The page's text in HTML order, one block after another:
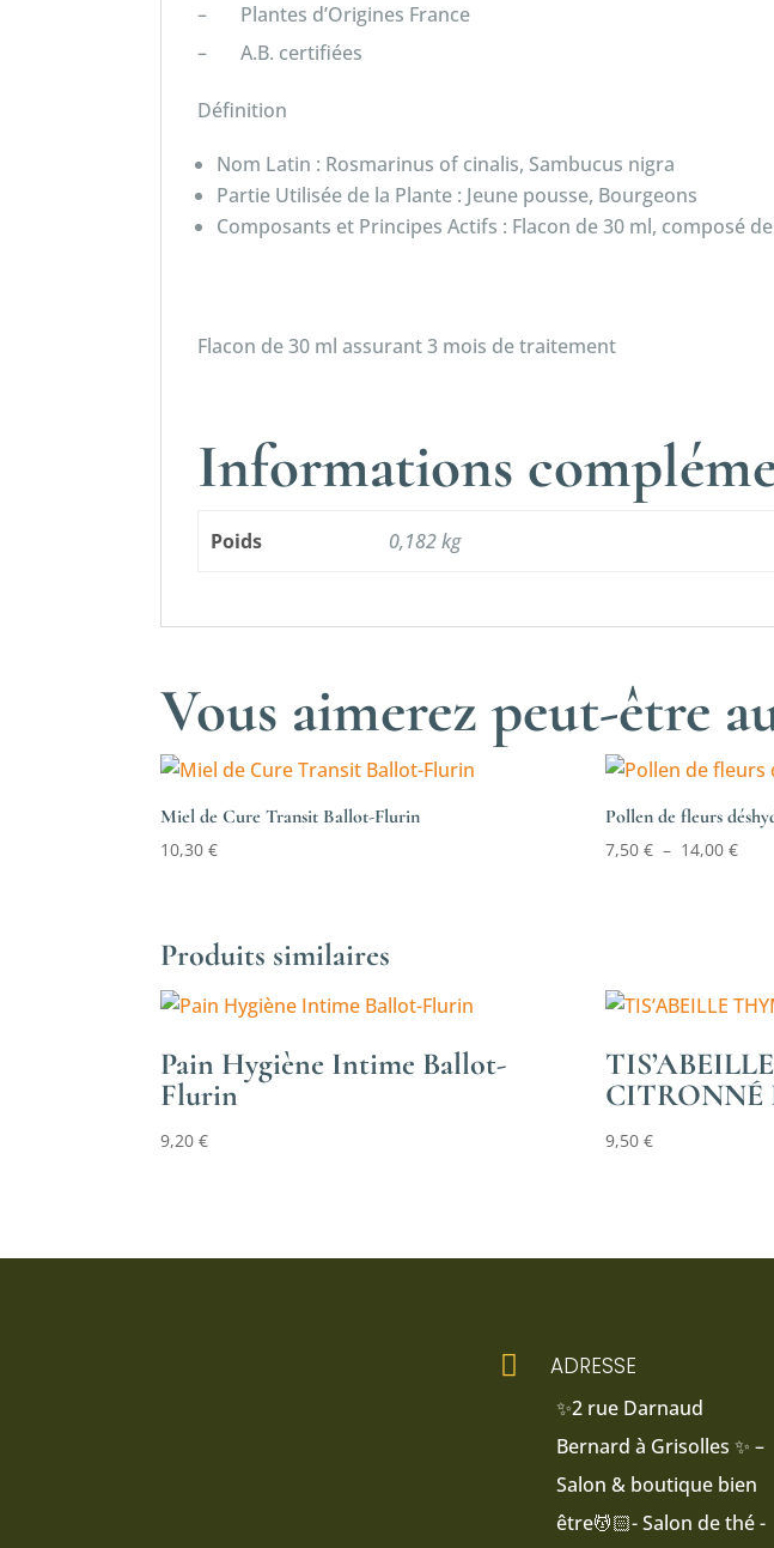
– Plantes d’Origines France
– A.B. certifiées
Définition
Nom Latin : Rosmarinus of cinalis, Sambucus nigra
Partie Utilisée de la Plante : Jeune pousse, Bourgeons
Composants et Principes Actifs : Flacon de 30 ml, composé
Flacon de 30 ml assurant 3 mois de traitement
Informations
Poids 0,182 kg
Vous aimerez peut-être
Miel de Cure Transit Ballot-Flurin
10,30€
Pollen de fleurs
7,50 € – 14,00 €Plage
Produits similaires
Pain Hygiène Intime Ballot-
Flurin
9,20€
CITRONNÉ
9,50 €
 ADRESSE
✨2 rue Darnaud
Bernard à Grisolles ✨ –
Salon & boutique bien
être💆🏻- Salon de thé -